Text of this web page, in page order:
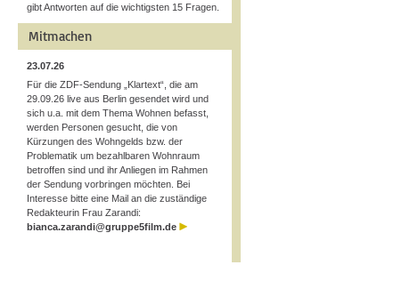
gibt Antworten auf die wichtigsten 15 Fragen.
Mitmachen
23.07.26
Für die ZDF-Sendung „Klartext“, die am
29.09.26 live aus Berlin gesendet wird und
sich u.a. mit dem Thema Wohnen befasst,
werden Personen gesucht, die von
Kürzungen des Wohngelds bzw. der
Problematik um bezahlbaren Wohnraum
betroffen sind und ihr Anliegen im Rahmen
der Sendung vorbringen möchten. Bei
Interesse bitte eine Mail an die zuständige
Redakteurin Frau Zarandi:
bianca.zarandi@gruppe5film.de